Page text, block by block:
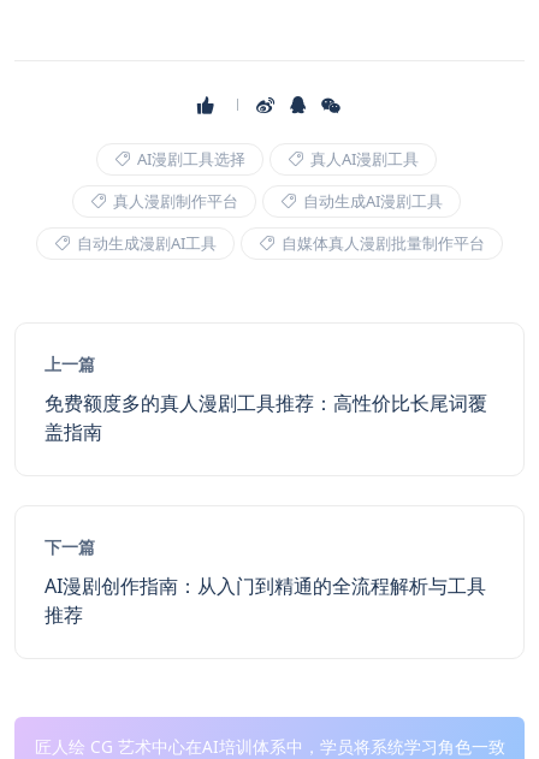
AI漫剧工具选择
真人AI漫剧工具
真人漫剧制作平台
自动生成AI漫剧工具
自动生成漫剧AI工具
自媒体真人漫剧批量制作平台
上一篇
免费额度多的真人漫剧工具推荐：高性价比长尾词覆
盖指南
下一篇
AI漫剧创作指南：从入门到精通的全流程解析与工具
推荐
匠人绘 CG 艺术中心在AI培训体系中，学员将系统学习角色一致